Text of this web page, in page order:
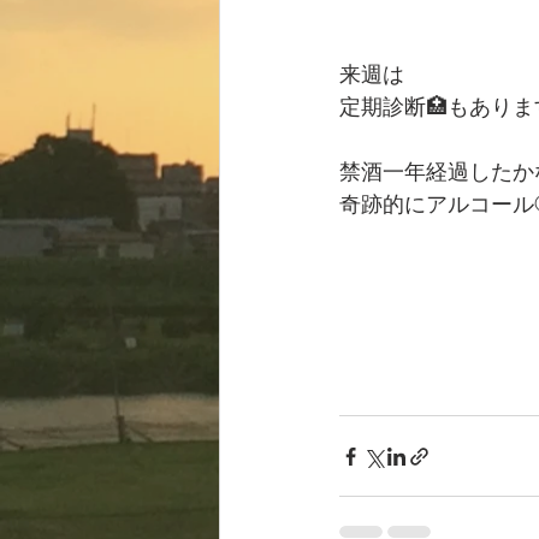
来週は
定期診断🏥もあり
禁酒一年経過したか
奇跡的にアルコー